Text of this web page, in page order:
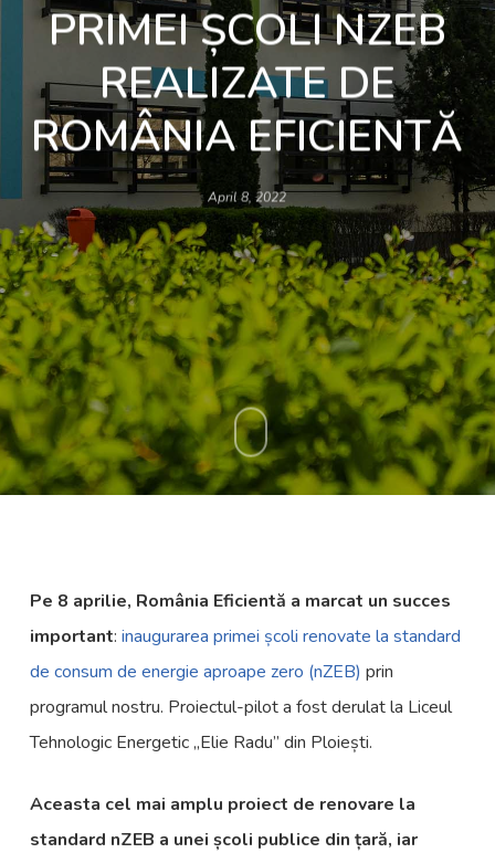
PRIMEI ȘCOLI NZEB
REALIZATE DE
ROMÂNIA EFICIENTĂ
April 8, 2022
Pe 8 aprilie, România Eficientă a marcat un succes
important: inaugurarea primei școli renovate la standard
de consum de energie aproape zero (nZEB) prin
programul nostru. Proiectul-pilot a fost derulat la Liceul
Tehnologic Energetic „Elie Radu” din Ploiești.
Aceasta cel mai amplu proiect de renovare la
standard nZEB a unei școli publice din țară, iar